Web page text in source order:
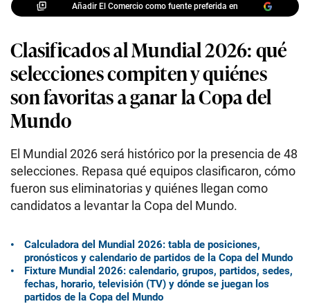
Añadir El Comercio como fuente preferida en
Clasificados al Mundial 2026: qué
selecciones compiten y quiénes
son favoritas a ganar la Copa del
Mundo
El Mundial 2026 será histórico por la presencia de 48
selecciones. Repasa qué equipos clasificaron, cómo
fueron sus eliminatorias y quiénes llegan como
candidatos a levantar la Copa del Mundo.
Calculadora del Mundial 2026: tabla de posiciones,
pronósticos y calendario de partidos de la Copa del Mundo
Fixture Mundial 2026: calendario, grupos, partidos, sedes,
fechas, horario, televisión (TV) y dónde se juegan los
partidos de la Copa del Mundo